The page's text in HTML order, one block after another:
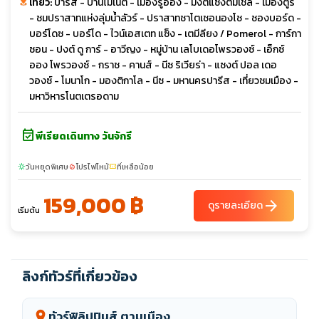
- ชมปราสาทแห่งลุ่มน้ำลัวร์ - ปราสาทชาโตเชอนองโช - ชองบอร์ด -
บอร์โดซ - บอร์โด - ไวน์เอสเตท แซ็ง - เตมีลียง / Pomerol - การ์กา
ซอน - ปงต์ ดู การ์ - อาวีญง - หมู่บ้าน เลโบเดอโพรวองซ์ - เอ็กซ์
ออง โพรวองซ์ - กราช - คานส์ - นีซ ริเวียร่า - แซงต์ ปอล เดอ
วองซ์ - โมนาโก - มองติกาโล - นีซ - มหานครปารีส - เที่ยวชมเมือง -
มหาวิหารโนตเตรอดาม
event_availableพีเรียดเดินทาง วันจักรี
sunnyวันหยุดพิเศษlocal_fire_departmentโปรไฟไหม้confirmation_numberที่เหลือน้อย
เริ่มต้น 159,000 ฿ ดูรายละเอียดarrow_forward
ลิงก์ทัวร์ที่เกี่ยวข้อง